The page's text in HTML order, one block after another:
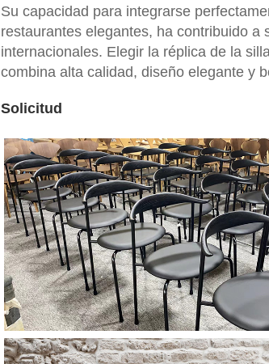
Su capacidad para integrarse
restaurantes elegantes, ha contribuido
internacionales. Elegir la réplica de la
combina alta calidad, diseño elegante y
Solicitud